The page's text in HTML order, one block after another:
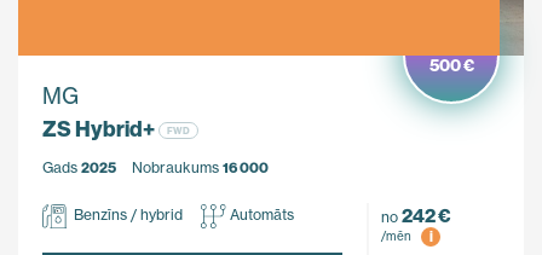
MG
ZS Hybrid+
FWD
Gads 2025 Nobraukums 16 000
500 €
Benzīns / hybrid Automāts no 242 €
/mēn
i